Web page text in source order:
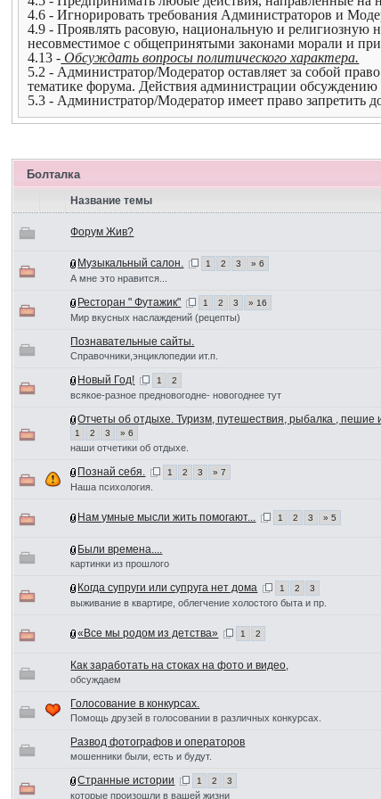
4.6 - Игнорировать требования Администраторов и
4.9 - Проявлять расовую, национальную и религиозную
несовместимое с общепринятыми законами морали и
4.13 - Обсуждать вопросы политического характера.
5.2 - Администратор/Модератор оставляет за собой
тематике форума. Действия администрации обсуждению
5.3 - Администратор/Модератор имеет право запретить
Болталка
Название темы
Форум Жив?
Музыкальный салон. 1 2 3 » 6
А мне это нравится...
Ресторан " Футажик" 1 2 3 » 16
Мир вкусных наслаждений (рецепты)
Познавательные сайты.
Справочники,энциклопедии ит.п.
Новый Год! 1 2
всякое-разное предновогодне- новогоднее тут
Отчеты об отдыхе. Туризм, путешествия, рыбалка , пешие
1 2 3 » 6
наши отчетики об отдыхе.
Познай себя. 1 2 3 » 7
Нaша психология.
Нам умные мысли жить помогают... 1 2 3 » 5
Были времена....
картинки из прошлого
Когда супруги или супруга нет дома 1 2 3
выживание в квартире, облегчение холостого быта и пр.
«Все мы родом из детства» 1 2
Как заработать на стоках на фото и видео,
обсуждаем
Голосование в конкурсах.
Помощь друзей в голосовании в различных конкурсах.
Развод фотографов и операторов
мошенники были, есть и будут.
Странные истории 1 2 3
которые произошли в вашей жизни